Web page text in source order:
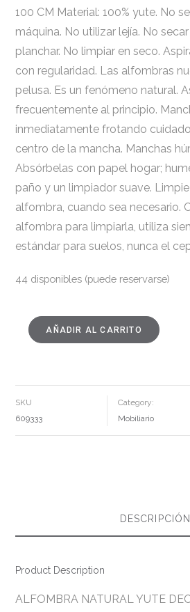
100 CM Material: 100% yute. No
máquina. No utilizar lejía. No
planchar. No limpiar en seco.
con regularidad. Las alfombras
pelusa. Es un fenómeno natural.
frecuentemente al principio.
inmediatamente frotando
centro de la mancha. Manchas
Absórbelas con papel hogar;
paño y un limpiador suave.
alfombra, cuando sea necesario.
alfombra para limpiarla, utiliza
estándar para suelos, nunca el
44 disponibles (puede reservarse)
ALFOMBRA
NATURAL
100
CANTIDAD
AÑADIR AL CARRITO
SKU
609333
Category:
Mobiliario
DESCRIPCIÓN
Product Description
ALFOMBRA NATURAL YUTE